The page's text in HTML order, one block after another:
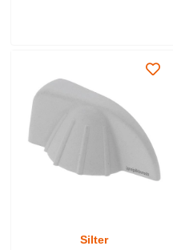
Silter